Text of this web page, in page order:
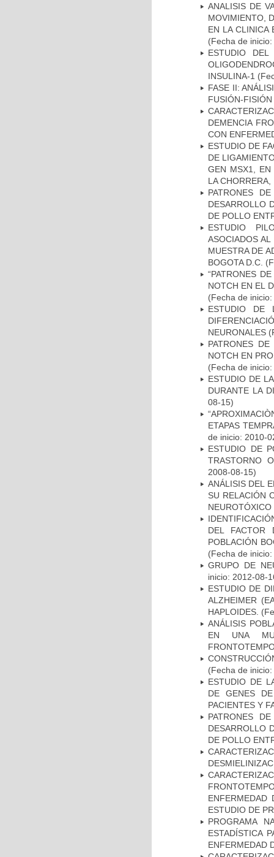
ANALISIS DE
MOVIMIENTO,
EN LA CLINICA
(Fecha de
ESTUDIO
INSULINA-1
FASE II:
FUSIÓN-
DEMENCIA
CON
ESTUDIO DE
DE
GEN MSX1, EN
LA
PATRONES
DESARROLLO
DE POLLO
ESTUDIO
ASOCIADOS
MUESTRA DE
BOGOTA D.C.
“PATRONES
NOTCH EN EL
(Fecha de
ESTUDIO DE
NEURONALES
PATRONES
NOTCH EN
(Fecha de
ESTUDIO DE
DURANTE LA
08-15)
ETAPAS
de inicio: 2010-
ESTUDIO DE
TRASTORNO
2008-08-15)
ANÁLISIS DEL
SU RELACIÓN
NEUROTÓXICO
DEL FACTOR
POBLACIÓN
(Fecha de
GRUPO DE
inicio: 2012-08-
ESTUDIO DE
ALZHEIMER
HAPLOIDES.
ANÁLISIS
EN UNA
(Fecha de
ESTUDIO DE
DE GENES
PACIENTES Y
PATRONES
DESARROLLO
DE POLLO
ENFERMEDAD
ESTUDIO DE
PROGRAMA
ESTADÍSTICA
ENFERMEDAD